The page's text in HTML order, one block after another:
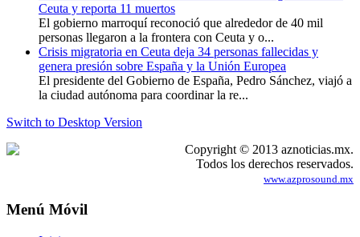
Ceuta y reporta 11 muertos
El gobierno marroquí reconoció que alrededor de 40 mil
personas llegaron a la frontera con Ceuta y o...
Crisis migratoria en Ceuta deja 34 personas fallecidas y
genera presión sobre España y la Unión Europea
El presidente del Gobierno de España, Pedro Sánchez, viajó a
la ciudad autónoma para coordinar la re...
Switch to Desktop Version
Copyright © 2013 aznoticias.mx.
Todos los derechos reservados.
www.azprosound.mx
Menú Móvil